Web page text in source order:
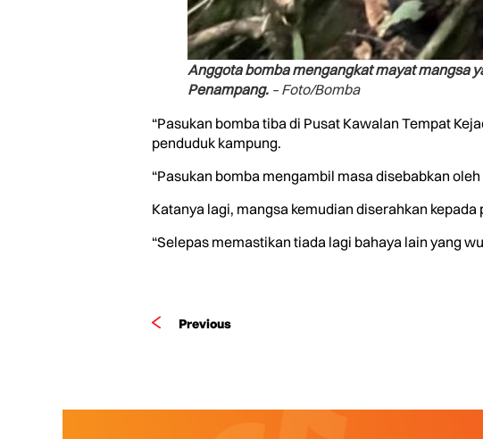
Anggota bomba mengangkat mayat mangsa
Penampang.– Foto/Bomba
“Pasukan bomba tiba di Pusat Kawalan Tempat
penduduk kampung.
“Pasukan bomba mengambil masa disebabkan
Katanya lagi, mangsa kemudian diserahkan
“Selepas memastikan tiada lagi bahaya lain yang
Previous